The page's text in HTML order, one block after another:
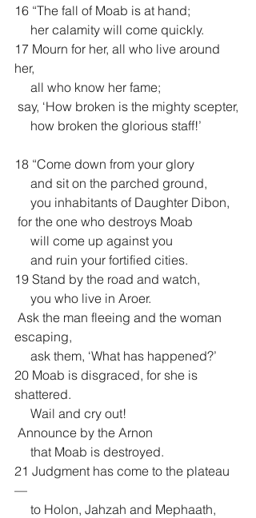
16 “The fall of Moab is at hand;
     her calamity will come quickly.
17 Mourn for her, all who live around
her,
     all who know her fame;
say, ‘How broken is the mighty scepter,
     how broken the glorious staff!’
18 “Come down from your glory
     and sit on the parched ground,
     you inhabitants of Daughter Dibon,
for the one who destroys Moab
     will come up against you
     and ruin your fortified cities.
19 Stand by the road and watch,
     you who live in Aroer.
escaping,
     ask them, ‘What has happened?’
20 Moab is disgraced, for she is
shattered.
     Wail and cry out!
Announce by the Arnon
     that Moab is destroyed.
21 Judgment has come to the plateau
—
     to Holon, Jahzah and Mephaath,